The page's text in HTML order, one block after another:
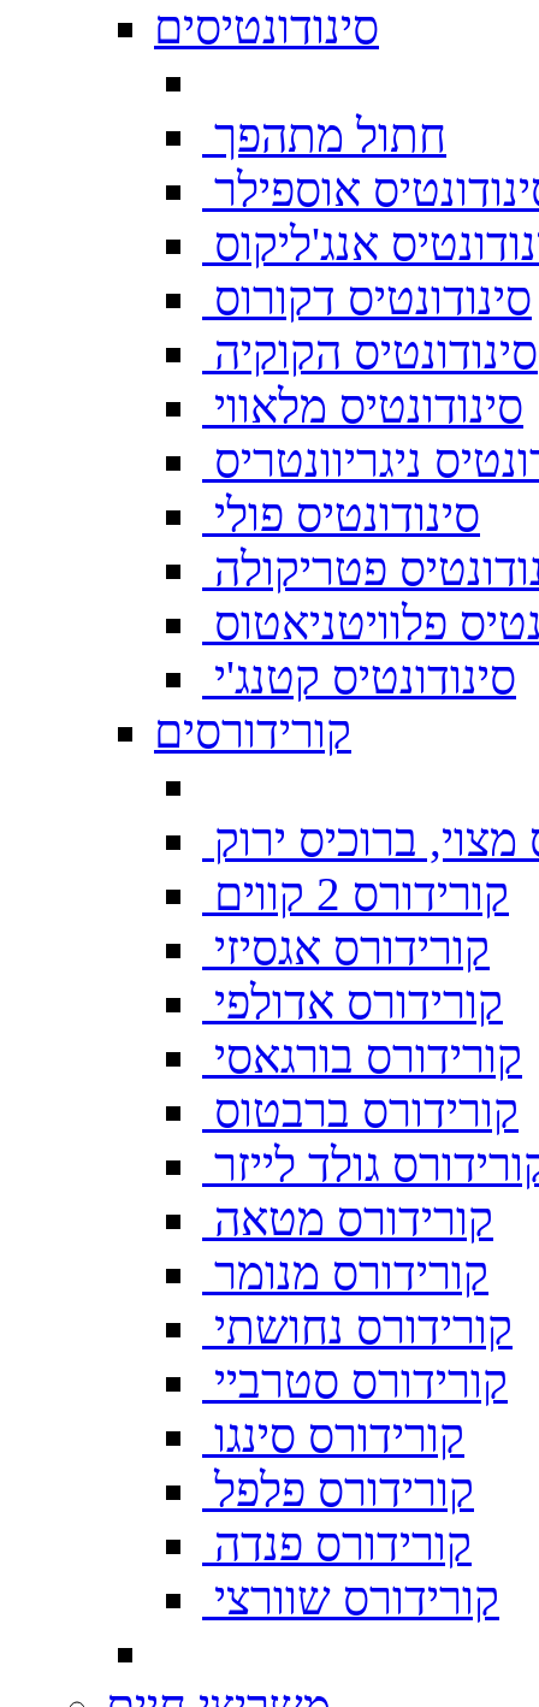
סינודונטיסים
חתול מתהפך
אוספילר
אנג'ליקוס
סינודונטיס דקורוס
סינודונטיס הקוקיה
סינודונטיס מלאווי
ניגריוונטריס
סינודונטיס פולי
פטריקולה
פלוויטניאטוס
סינודונטיס קטנג'י
קורידורסים
מצוי, ברוכיס ירוק
קורידורס 2 קווים
קורידורס אגסיזי
קורידורס אדולפי
קורידורס בורגאסי
קורידורס ברבטוס
גולד לייזר
קורידורס מטאה
קורידורס מנומר
קורידורס נחושתי
קורידורס סטרביי
קורידורס סינגו
קורידורס פלפל
קורידורס פנדה
קורידורס שוורצי